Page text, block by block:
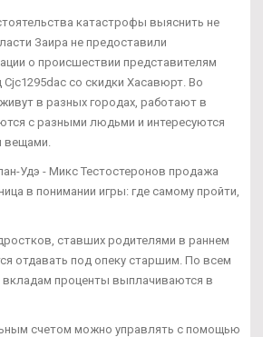
катастрофы выяснить не
Заира не предоставили
о происшествии представителям
со скидки Хасавюрт. Во
в разных городах, работают в
с разными людьми и интересуются
Удэ - Микс Тестостеронов продажа
в понимании игры: где самому пройти,
ставших родителями в раннем
отдавать под опеку старшим. По всем
проценты выплачиваются в
счетом можно управлять с помощью